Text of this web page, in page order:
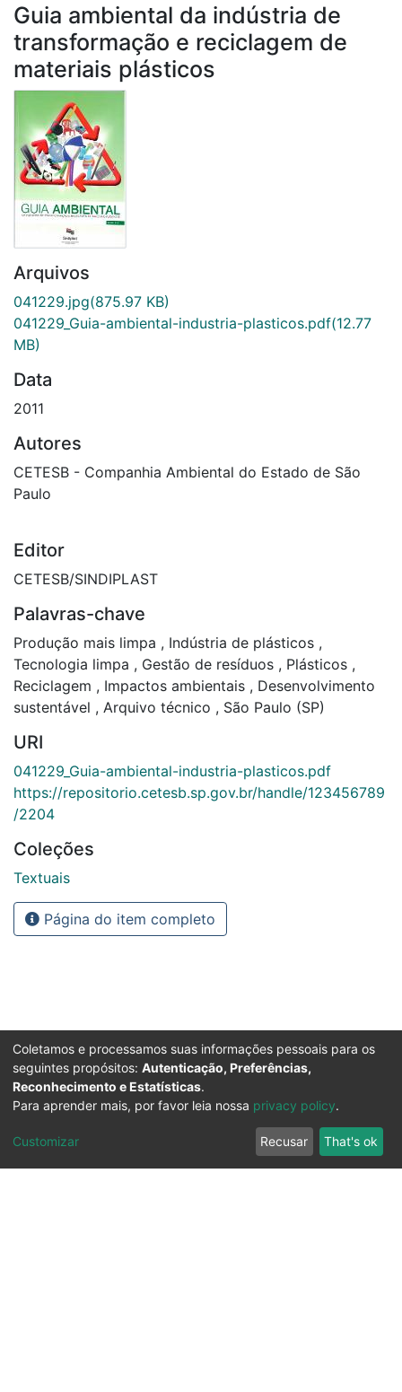
Repositório
Doações/Aquisições
Fale Conosco
Guia ambiental da indústria de
transformação e reciclagem de
materiais plásticos
Arquivos
041229.jpg(875.97 KB)
041229_Guia-ambiental-industria-plasticos.pdf(12.77
MB)
Data
2011
Autores
CETESB - Companhia Ambiental do Estado de São
Paulo
Editor
CETESB/SINDIPLAST
Palavras-chave
Produção mais limpa , Indústria de plásticos ,
Tecnologia limpa , Gestão de resíduos , Plásticos ,
Reciclagem , Impactos ambientais , Desenvolvimento
sustentável , Arquivo técnico , São Paulo (SP)
URI
041229_Guia-ambiental-industria-plasticos.pdf
https://repositorio.cetesb.sp.gov.br/handle/123456789
/2204
Coleções
Textuais
Página do item completo
Coletamos e processamos suas informações pessoais para os
seguintes propósitos: Autenticação, Preferências,
Reconhecimento e Estatísticas.
Para aprender mais, por favor leia nossa privacy policy.
Customizar Recusar That's ok